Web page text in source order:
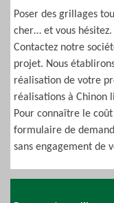
Poser des grillages
cher… et vous
Contactez notre
projet. Nous
réalisation de votre
réalisations à Chinon
Pour connaître le
formulaire de
sans engagement de